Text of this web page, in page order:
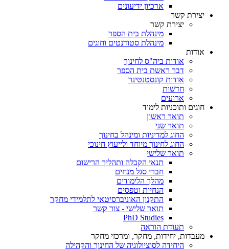
ארכיון ידיעונים
יצירת קשר
יצירת קשר
מינהלת בית הספר
מינהלת סטודנטים וחוגים
אודות
אודות ביה"ס לחינוך
דבר ראשת בית הספר
אודות קונסטנטינר
חדשות
ארועים
חוגים ותוכניות לימוד
תואר ראשון
תואר שני
החוג למדיניות ומינהל בחינוך
החוג לחינוך מיוחד ולייעוץ חינוכי
תואר שלישי
תנאי הקבלה ותהליך הרישום
חברי סגל מנחים
מהלך הלימודים
הנחיות וטפסים
התקנון האוניברסיטאי לתלמידי מחקר
תואר שלישי - צור קשר
PhD Studies
תעודת הוראה
מעבדות, יחידות, מחקר, ומרכזי מחקר
היחידה לסוציולוגיה של החינוך והקהילה